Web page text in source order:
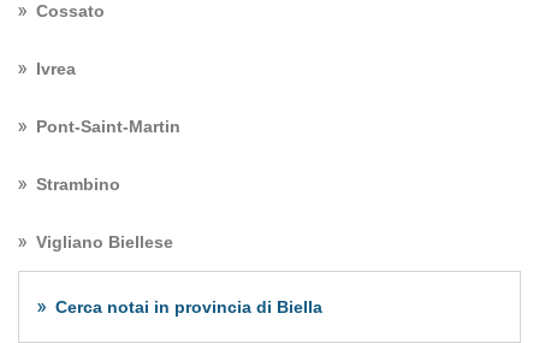
Cossato
Ivrea
Pont-Saint-Martin
Strambino
Vigliano Biellese
Cerca notai in provincia di Biella